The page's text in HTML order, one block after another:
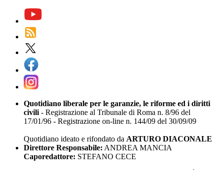
Quotidiano liberale per le garanzie, le riforme ed i diritti
civili - Registrazione al Tribunale di Roma n. 8/96 del
17/01/96 - Registrazione on-line n. 144/09 del 30/09/09
Quotidiano ideato e rifondato da ARTURO DIACONALE
Direttore Responsabile: ANDREA MANCIA
Caporedattore: STEFANO CECE